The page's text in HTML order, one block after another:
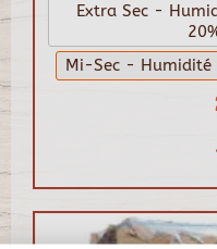
Extra Sec -
Mi-Sec - Humidité